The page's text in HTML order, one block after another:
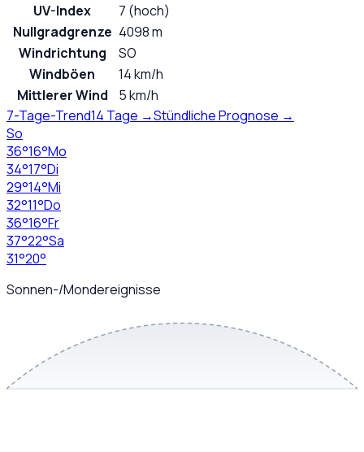
UV-Index
7 (hoch)
Nullgradgrenze 4098 m
Windrichtung
SO
Windböen
14 km/h
Mittlerer Wind
5 km/h
7-Tage-Trend14 Tage →Stündliche Prognose →
So
36°16°Mo
34°17°Di
29°14°Mi
32°11°Do
36°16°Fr
37°22°Sa
31°20°
Sonnen-/Mondereignisse